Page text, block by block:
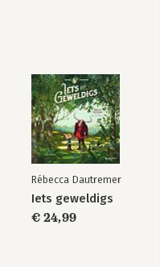
Rébecca Dautremer
Iets geweldigs
€ 24,99